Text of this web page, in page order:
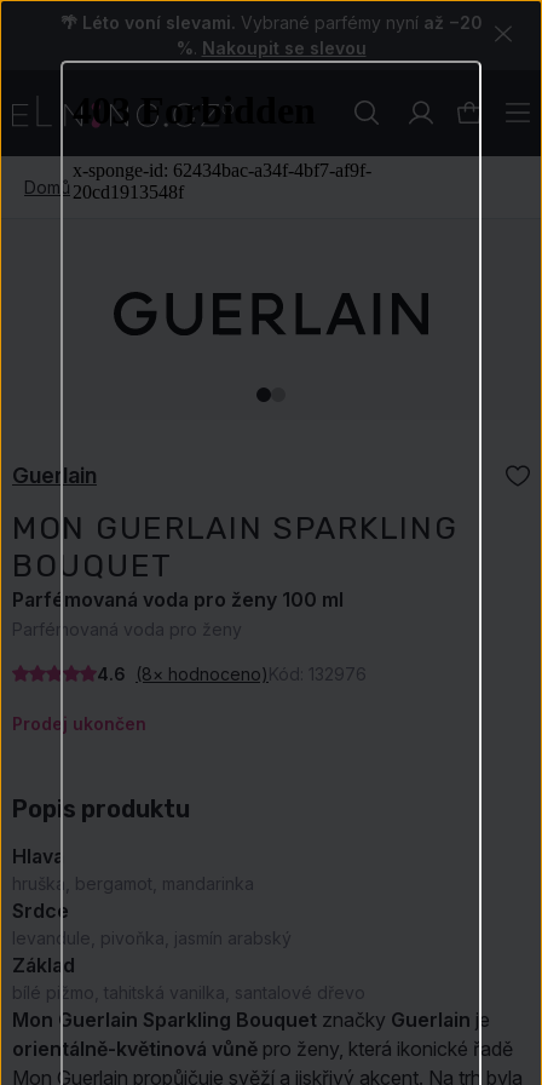
🌴 Léto voní slevami. Vybrané parfémy nyní až −20
%. Nakoupit se slevou
Domů
Guerlain
MON GUERLAIN SPARKLING
BOUQUET
Parfémovaná voda pro ženy 100 ml
Parfémovaná voda pro ženy
4.6 (8× hodnoceno)Kód: 132976
Prodej ukončen
Popis produktu
Hlava
hruška, bergamot, mandarinka
Srdce
levandule, pivoňka, jasmín arabský
Základ
bílé pižmo, tahitská vanilka, santalové dřevo
Mon Guerlain Sparkling Bouquet značky Guerlain je
orientálně-květinová vůně pro ženy, která ikonické řadě
Mon Guerlain propůjčuje svěží a jiskřivý akcent. Na trh byla